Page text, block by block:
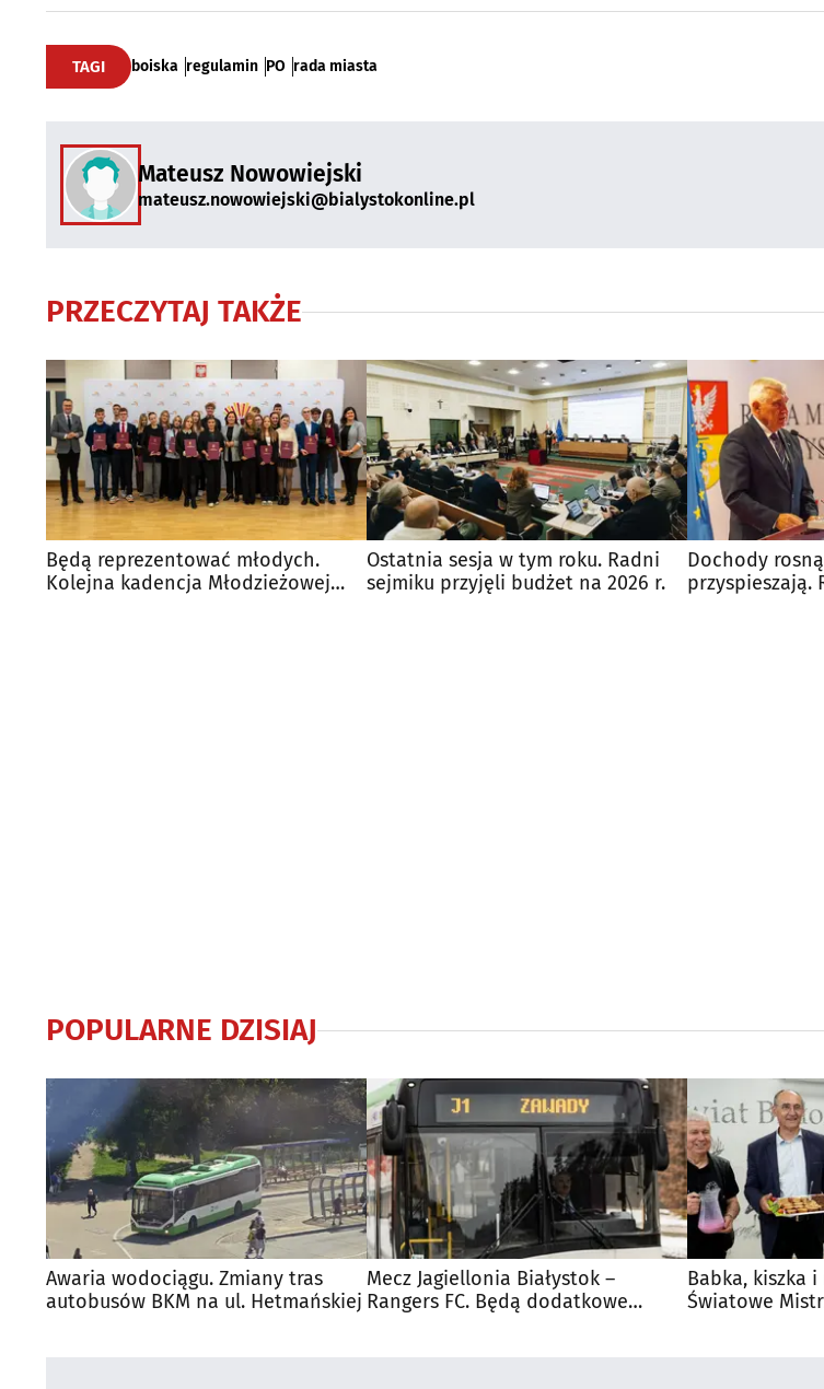
TAGI boiska regulamin PO rada miasta
Mateusz Nowowiejski
mateusz.nowowiejski@bialystokonline.pl
PRZECZYTAJ TAKŻE
Będą reprezentować młodych.
Kolejna kadencja Młodzieżowej
Ostatnia sesja w tym roku. Radni
sejmiku przyjęli budżet na 2026 r.
Dochody
przyspieszają.
POPULARNE DZISIAJ
Awaria wodociągu. Zmiany tras
autobusów BKM na ul. Hetmańskiej
Mecz Jagiellonia Białystok –
Rangers FC. Będą dodatkowe
Babka, kiszka
Światowe